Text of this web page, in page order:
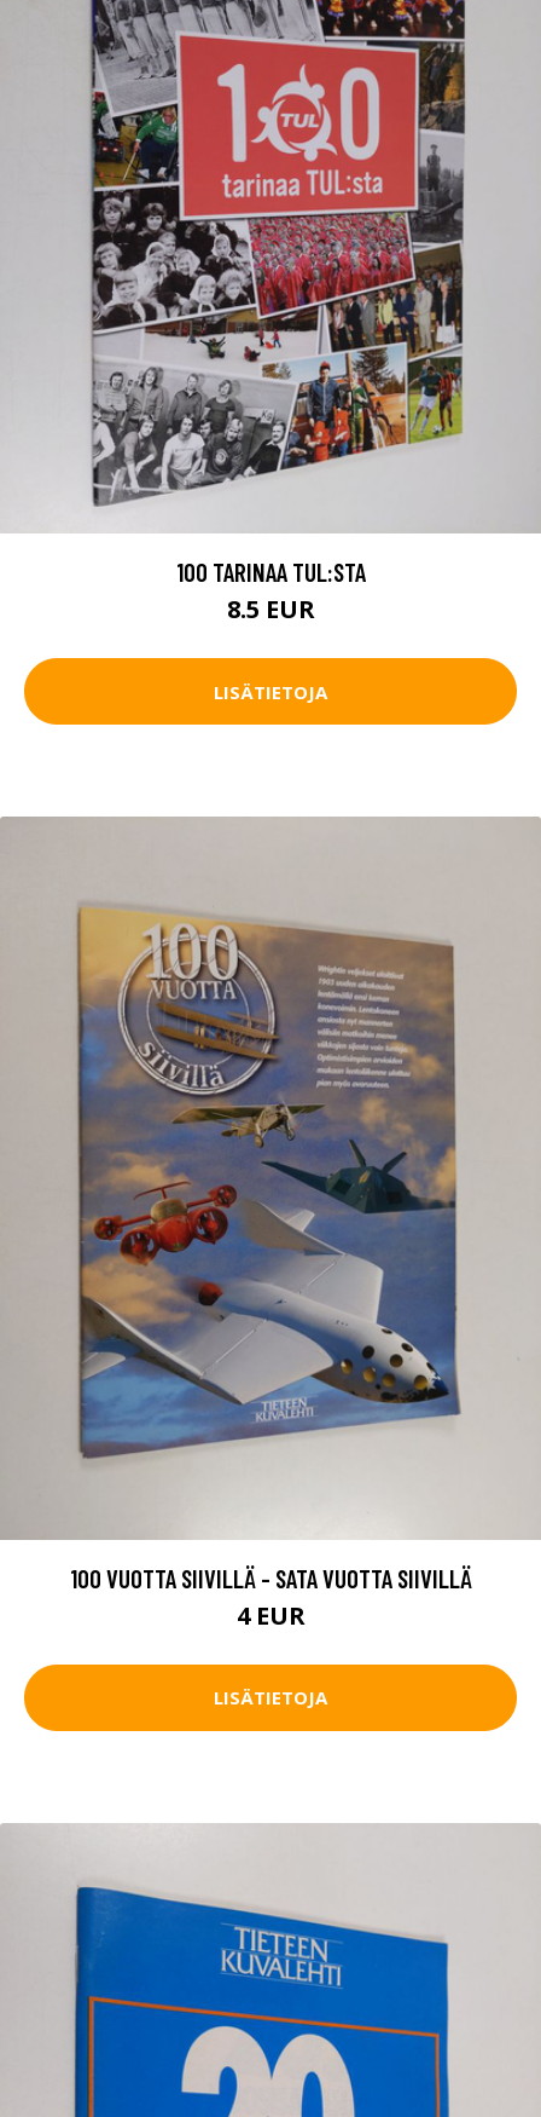
100 TARINAA TUL:STA
8.5 EUR
LISÄTIETOJA
100 VUOTTA SIIVILLÄ - SATA VUOTTA SIIVILLÄ
4 EUR
LISÄTIETOJA